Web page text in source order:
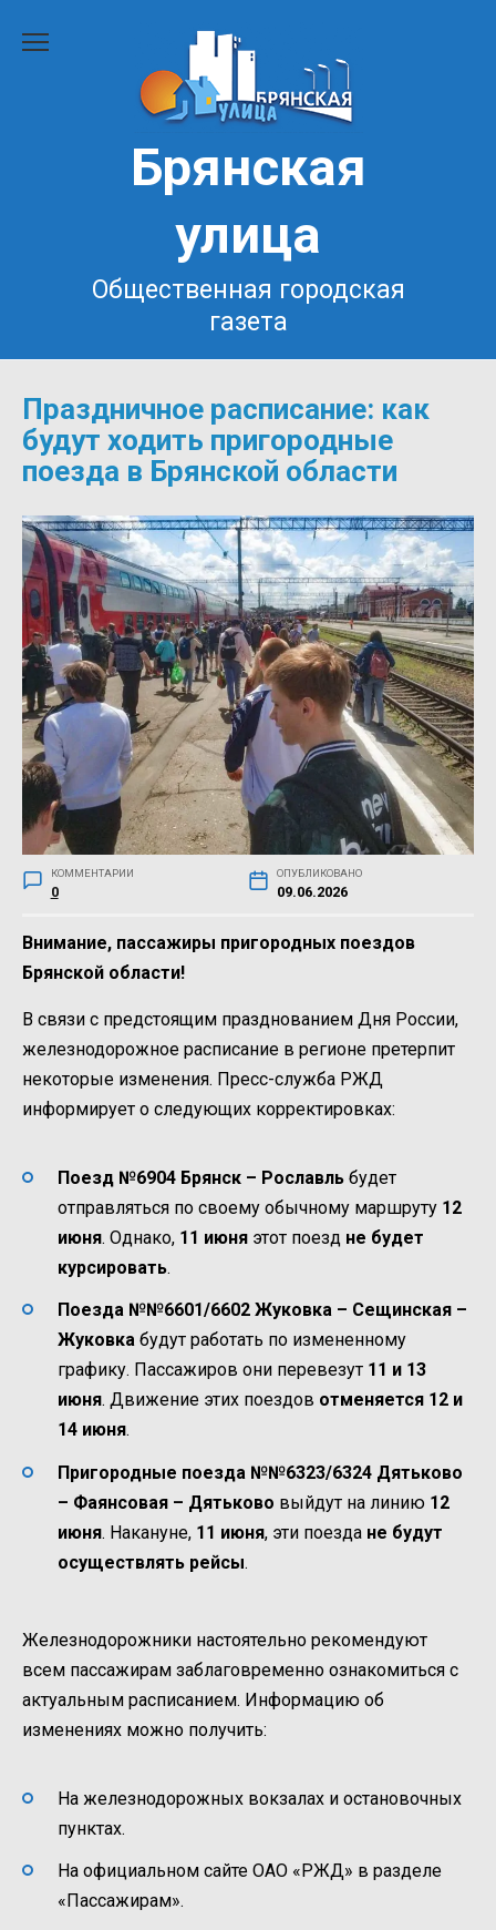
Брянская
улица
Общественная городская
газета
Праздничное расписание: как
будут ходить пригородные
поезда в Брянской области
КОММЕНТАРИИ
0
ОПУБЛИКОВАНО
09.06.2026
Внимание, пассажиры пригородных поездов
Брянской области!
В связи с предстоящим празднованием Дня России,
железнодорожное расписание в регионе претерпит
некоторые изменения. Пресс-служба РЖД
информирует о следующих корректировках:
Поезд №6904 Брянск – Рославль будет
отправляться по своему обычному маршруту 12
июня. Однако, 11 июня этот поезд не будет
курсировать.
Поезда №№6601/6602 Жуковка – Сещинская –
Жуковка будут работать по измененному
графику. Пассажиров они перевезут 11 и 13
июня. Движение этих поездов отменяется 12 и
14 июня.
Пригородные поезда №№6323/6324 Дятьково
– Фаянсовая – Дятьково выйдут на линию 12
июня. Накануне, 11 июня, эти поезда не будут
осуществлять рейсы.
Железнодорожники настоятельно рекомендуют
всем пассажирам заблаговременно ознакомиться с
актуальным расписанием. Информацию об
изменениях можно получить:
На железнодорожных вокзалах и остановочных
пунктах.
На официальном сайте ОАО «РЖД» в разделе
«Пассажирам».